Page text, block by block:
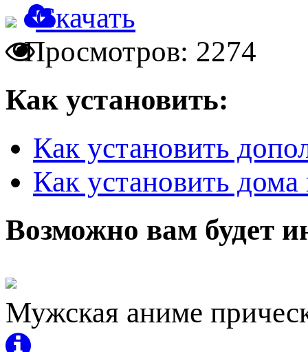
Скачать
Просмотров: 2274
Как установить:
Как установить
Как установить
Возможно вам будет
Мужская аниме